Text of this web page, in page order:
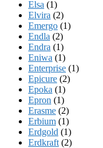
Elsa (1)
Elvira (2)
Emergo (1)
Endla (2)
Endra (1)
Eniwa (1)
Enterprise (1)
Epicure (2)
Epoka (1)
Epron (1)
Erasme (2)
Erbium (1)
Erdgold (1)
Erdkraft (2)